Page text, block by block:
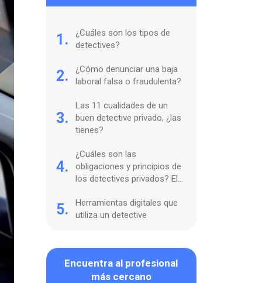
1.
¿Cuáles son los tipos de
detectives?
2.
¿Cómo denunciar una baja
laboral falsa o fraudulenta?
3.
Las 11 cualidades de un
buen detective privado, ¿las
tienes?
4.
¿Cuáles son las
obligaciones y principios de
los detectives privados? El
5.
Herramientas digitales que
utiliza un detective
Encuentra al profesional
más cercano